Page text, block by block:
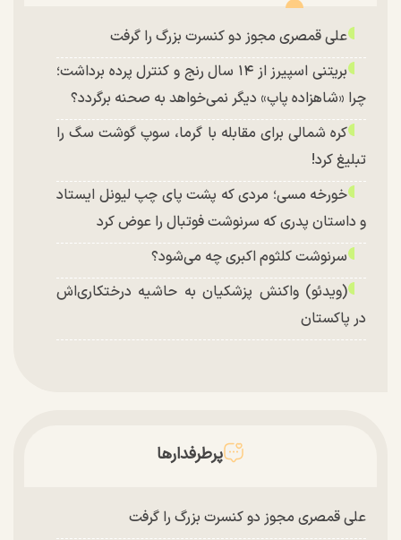
علی قمصری مجوز دو کنسرت بزرگ را گرفت
بریتنی اسپیرز از ۱۴ سال رنج و کنترل پرده برداشت؛
چرا «شاهزاده پاپ» دیگر نمی‌خواهد به صحنه برگردد؟
کره شمالی برای مقابله با گرما، سوپ گوشت سگ را
تبلیغ کرد!
خورخه مسی؛ مردی که پشت پای چپ لیونل ایستاد
و داستان پدری که سرنوشت فوتبال را عوض کرد
سرنوشت کلثوم اکبری چه می‌شود؟
(ویدئو) واکنش پزشکیان به حاشیه درختکاری‌اش
در پاکستان
پرطرفدارها
علی قمصری مجوز دو کنسرت بزرگ را گرفت